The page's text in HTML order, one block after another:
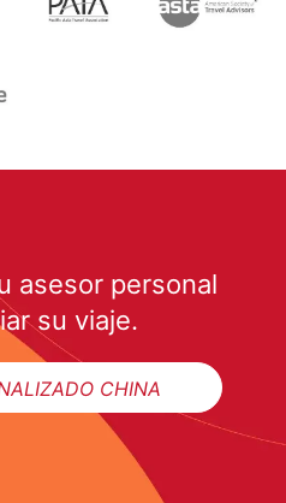
asesor personal
su viaje.
CHINA